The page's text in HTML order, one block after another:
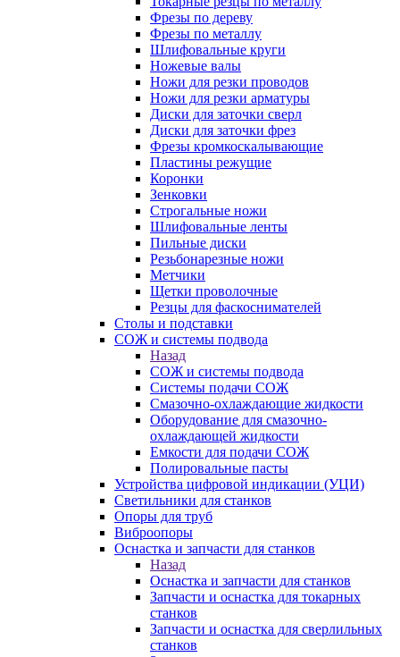
Фрезы по дереву
Фрезы по металлу
Шлифовальные круги
Ножевые валы
Ножи для резки проводов
Ножи для резки арматуры
Диски для заточки сверл
Диски для заточки фрез
Фрезы кромкоскалывающие
Пластины режущие
Коронки
Зенковки
Строгальные ножи
Шлифовальные ленты
Пильные диски
Резьбонарезные ножи
Метчики
Щетки проволочные
Резцы для фаскоснимателей
Столы и подставки
СОЖ и системы подвода
Назад
СОЖ и системы подвода
Системы подачи СОЖ
Смазочно-охлаждающие жидкости
Оборудование для смазочно-
охлаждающей жидкости
Емкости для подачи СОЖ
Полировальные пасты
Устройства цифровой индикации (УЦИ)
Светильники для станков
Опоры для труб
Виброопоры
Оснастка и запчасти для станков
Назад
Оснастка и запчасти для станков
Запчасти и оснастка для токарных
станков
Запчасти и оснастка для сверлильных
станков